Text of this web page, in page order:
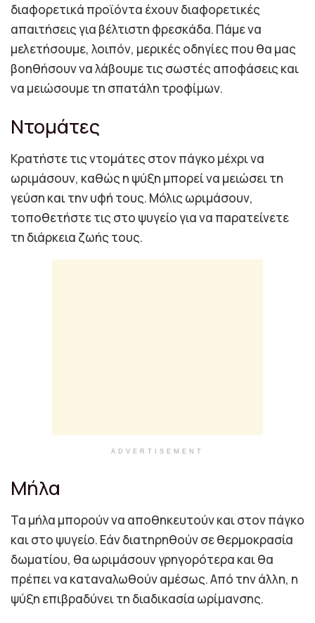
διαφορετικά προϊόντα έχουν διαφορετικές
απαιτήσεις για βέλτιστη φρεσκάδα. Πάμε να
μελετήσουμε, λοιπόν, μερικές οδηγίες που θα μας
βοηθήσουν να λάβουμε τις σωστές αποφάσεις και
να μειώσουμε τη σπατάλη τροφίμων.
Ντομάτες
Κρατήστε τις ντομάτες στον πάγκο μέχρι να
ωριμάσουν, καθώς η ψύξη μπορεί να μειώσει τη
γεύση και την υφή τους. Μόλις ωριμάσουν,
τοποθετήστε τις στο ψυγείο για να παρατείνετε
τη διάρκεια ζωής τους.
ADVERTISEMENT
Μήλα
Τα μήλα μπορούν να αποθηκευτούν και στον πάγκο
και στο ψυγείο. Εάν διατηρηθούν σε θερμοκρασία
δωματίου, θα ωριμάσουν γρηγορότερα και θα
πρέπει να καταναλωθούν αμέσως. Από την άλλη, η
ψύξη επιβραδύνει τη διαδικασία ωρίμανσης.